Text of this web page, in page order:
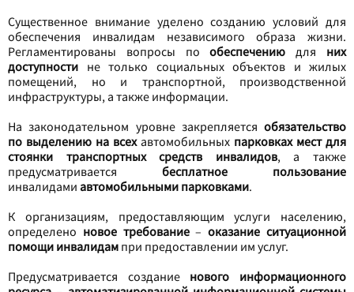
Существенное внимание уделено созданию условий для
обеспечения инвалидам независимого образа жизни.
Регламентированы вопросы пообеспечению для них
доступности не только социальных объектов и жилых
помещений, но и транспортной, производственной
инфраструктуры, а также информации.
На законодательном уровне закрепляется обязательство
по выделению на всехавтомобильных парковках мест для
стоянки транспортных средств инвалидов, а также
предусматривается бесплатное пользование
инвалидами автомобильными парковками.
К организациям, предоставляющим услуги населению,
определено новое требование–оказание ситуационной
помощи инвалидам при предоставлении им услуг.
Предусматривается созданиенового информационного